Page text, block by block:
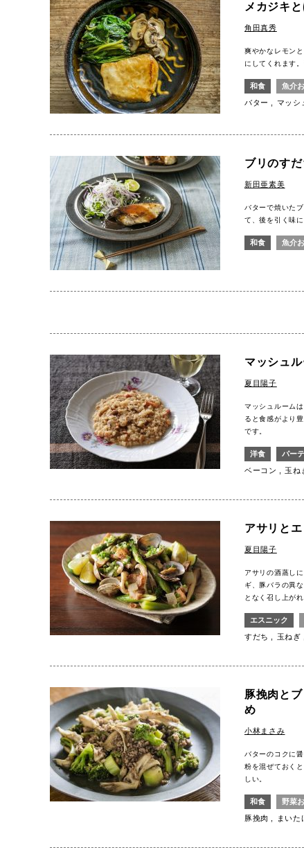
メカジキ
角田真秀
爽やかなレモン
にしてくれます
和食 魚介
バター
マッシ
ブリのす
新田亜素美
バターで焼いた
て、後を引く味
和食 魚介
マッシュ
夏目陽子
マッシュルーム
ると食感がより
です。
洋食 パー
ベーコン
玉ね
アサリと
夏目陽子
アサリの酒蒸し
ギ、豚バラの異
となく召し上がれ
エスニック
すだち
玉ねぎ
豚挽肉と
め
小林まさみ
バターのコクに
粉を混ぜておく
しい。
和食 野菜
豚挽肉
まいた